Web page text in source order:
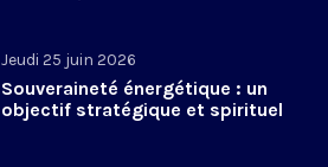
Jeudi 25 juin 2026
Souveraineté énergétique : un
objectif stratégique et spirituel